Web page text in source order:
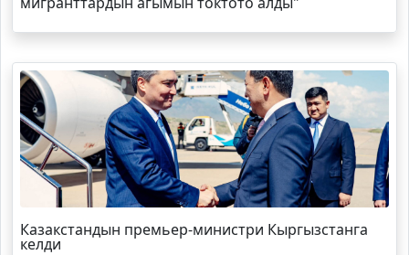
Казакстандын премьер-министри Кыргызстанга
келди